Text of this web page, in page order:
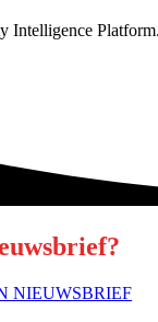
NIEUWSBRIEF